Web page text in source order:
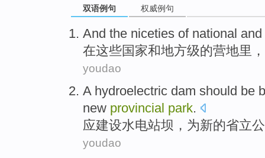
双语例句 权威例句
And the niceties of national and
在这些国家和地方级的营地里
youdao
A hydroelectric dam should be
new provincial park.
应建设水电站坝 ， 为新的省立
youdao